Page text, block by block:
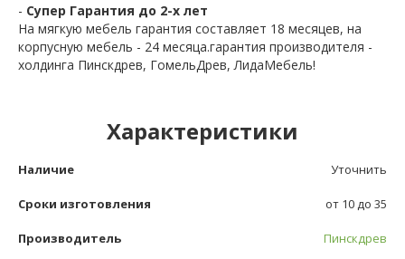
- Супер Гарантия до 2-х лет
На мягкую мебель гарантия составляет 18 месяцев, на
корпусную мебель - 24 месяца.гарантия производителя -
холдинга Пинскдрев, ГомельДрев, ЛидаМебель!
Характеристики
Наличие Уточнить
Сроки изготовления от 10 до 35
Производитель Пинскдрев